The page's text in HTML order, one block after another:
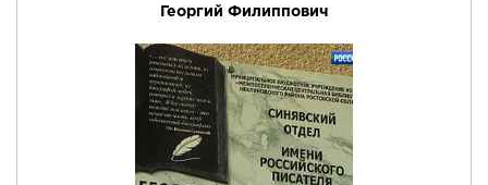
Георгий Филиппович